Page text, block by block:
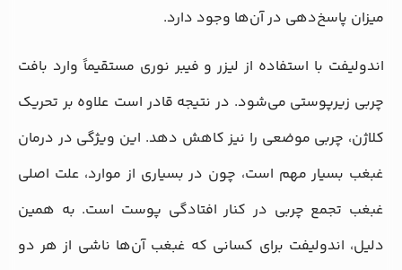
میزان پاسخ‌دهی در آن‌ها وجود دارد.
اندولیفت با استفاده از لیزر و فیبر نوری مستقیماً وارد بافت
چربی زیرپوستی می‌شود. در نتیجه قادر است علاوه بر تحریک
کلاژن، چربی موضعی را نیز کاهش دهد. این ویژگی در درمان
غبغب بسیار مهم است، چون در بسیاری از موارد، علت اصلی
غبغب تجمع چربی در کنار افتادگی پوست است. به همین
دلیل، اندولیفت برای کسانی که غبغب آن‌ها ناشی از هر دو